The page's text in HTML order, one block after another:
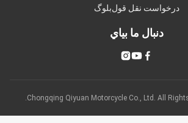
نقل قول بلوگ
دنبال ما بياي